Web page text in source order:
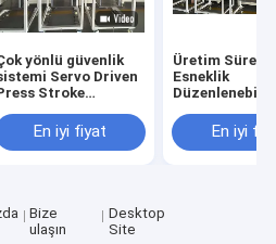
yönlü güvenlik
Servo Driven
Stroke
En iyi fiyat
Üretim
Esneklik
Düzenlenebilir
Sürüklü Baskı
En iyi
Bize
ulaşın
Desktop
Site